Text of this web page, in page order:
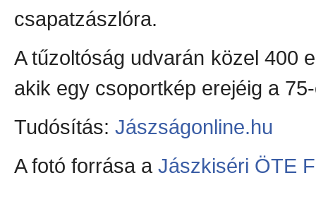
csapatzászlóra.
A tűzoltóság udvarán közel 400
akik egy csoportkép erejéig a
Tudósítás: Jászságonline.hu
A fotó forrása a Jászkiséri ÖTE